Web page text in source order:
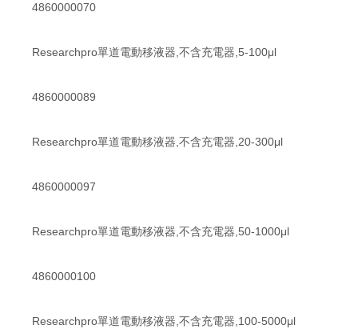
4860000070
Researchpro單道電動移液器,不含充電器,5-100μl
4860000089
Researchpro單道電動移液器,不含充電器,20-300μl
4860000097
Researchpro單道電動移液器,不含充電器,50-1000μl
4860000100
Researchpro單道電動移液器,不含充電器,100-5000μl